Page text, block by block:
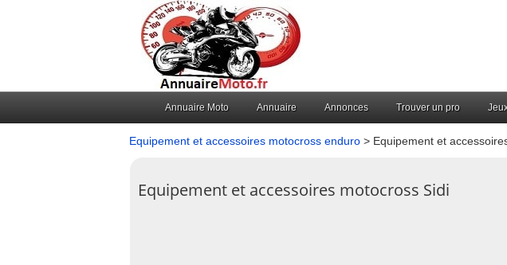
Annuaire Moto Annuaire Annonces Trouver un pro
Equipement et accessoires motocross enduro > Equipement et
Equipement et accessoires motocross Sidi